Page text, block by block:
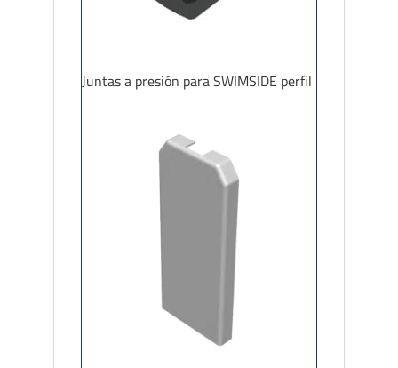
Juntas a presión para SWIMSIDE perfil